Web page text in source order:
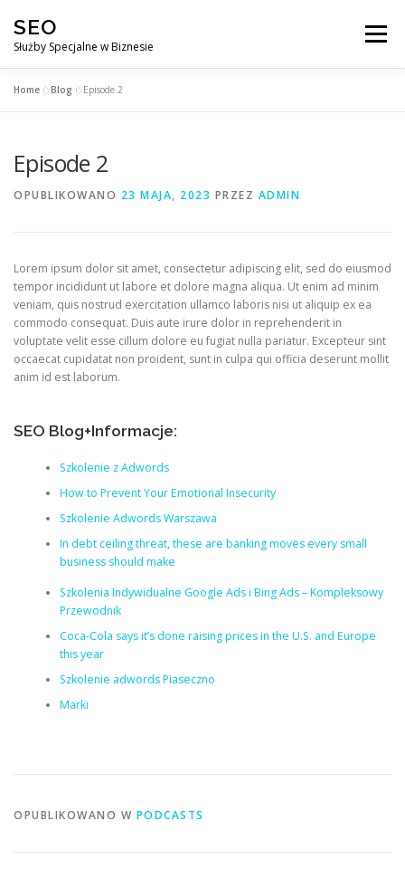
treści
SEO
Służby Specjalne w Biznesie
Menu
DLACZEGO WARTO?
Home »Blog »Episode 2
Episode 2
OPUBLIKOWANO 23 MAJA, 2023 PRZEZ ADMIN
Lorem ipsum dolor sit amet, consectetur adipiscing elit, sed do eiusmod
tempor incididunt ut labore et dolore magna aliqua. Ut enim ad minim
veniam, quis nostrud exercitation ullamco laboris nisi ut aliquip ex ea
commodo consequat. Duis aute irure dolor in reprehenderit in
voluptate velit esse cillum dolore eu fugiat nulla pariatur. Excepteur sint
occaecat cupidatat non proident, sunt in culpa qui officia deserunt mollit
anim id est laborum.
SEO Blog+Informacje:
Szkolenie z Adwords
How to Prevent Your Emotional Insecurity
Szkolenie Adwords Warszawa
In debt ceiling threat, these are banking moves every small
business should make
Szkolenia Indywidualne Google Ads i Bing Ads – Kompleksowy
Przewodnik
Coca-Cola says it’s done raising prices in the U.S. and Europe
this year
Szkolenie adwords Piaseczno
Marki
OPUBLIKOWANO W PODCASTS